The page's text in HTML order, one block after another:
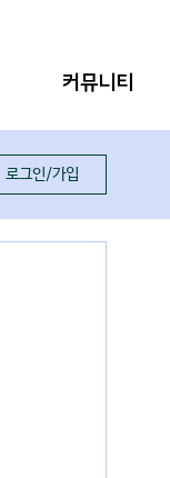
커뮤니티
로그인/가입